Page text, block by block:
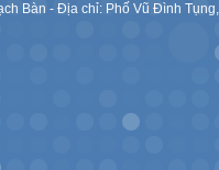
Bàn - Địa chỉ: Phố Vũ Đình